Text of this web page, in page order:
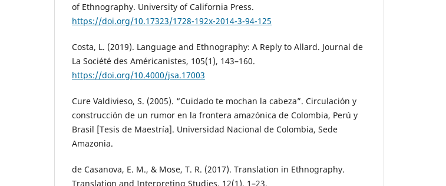
of Ethnography. University of California Press.
https://doi.org/10.17323/1728-192x-2014-3-94-125
Costa, L. (2019). Language and Ethnography: A Reply to Allard. Journal de
La Société des Américanistes, 105(1), 143–160.
https://doi.org/10.4000/jsa.17003
Cure Valdivieso, S. (2005). “Cuidado te mochan la cabeza”. Circulación y
construcción de un rumor en la frontera amazónica de Colombia, Perú y
Brasil [Tesis de Maestría]. Universidad Nacional de Colombia, Sede
Amazonia.
de Casanova, E. M., & Mose, T. R. (2017). Translation in Ethnography.
Translation and Interpreting Studies, 12(1), 1–23.